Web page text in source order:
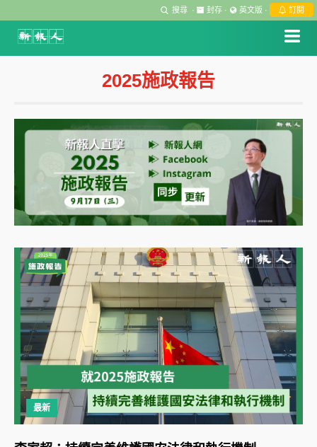
搜尋 · 封存 · 英文版 · 訂閱
2025施政報告
最新